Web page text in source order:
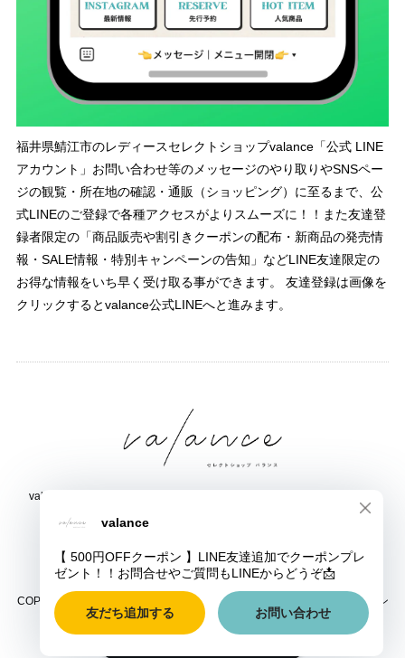
福井県鯖江市のレディースセレクトショップvalance「公式 LINE
アカウント」お問い合わせ等のメッセージのやり取りやSNSペー
ジの観覧・所在地の確認・通販（ショッピング）に至るまで、公
式LINEのご登録で各種アクセスがよりスムーズに！！また友達登
録者限定の「商品販売や割引きクーポンの配布・新商品の発売情
報・SALE情報・特別キャンペーンの告知」などLINE友達限定の
お得な情報をいち早く受け取る事ができます。 友達登録は画像を
クリックするとvalance公式LINEへと進みます。
valance 福井｜レディース セレクトショップ｜ファッション通販サイト
福井県鯖江市三六町1丁目1507
COPYRIGHT © valance 福井｜レディース セレクトショップ｜ファッション
通販サイト ALL RIGHTS RESERVED.